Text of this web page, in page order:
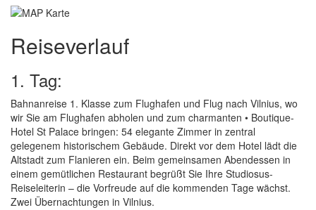
Reiseverlauf
1. Tag:
Bahnanreise 1. Klasse zum Flughafen und Flug nach Vilnius, wo
wir Sie am Flughafen abholen und zum charmanten • Boutique-
Hotel St Palace bringen: 54 elegante Zimmer in zentral
gelegenem historischem Gebäude. Direkt vor dem Hotel lädt die
Altstadt zum Flanieren ein. Beim gemeinsamen Abendessen in
einem gemütlichen Restaurant begrüßt Sie Ihre Studiosus-
Reiseleiterin – die Vorfreude auf die kommenden Tage wächst.
Zwei Übernachtungen in Vilnius.